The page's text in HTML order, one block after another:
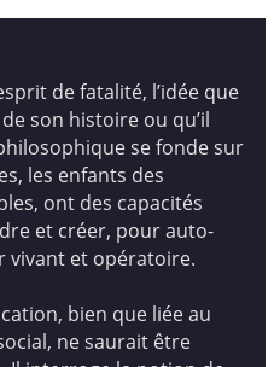
de fatalité, l’idée que
son histoire ou qu’il
se fonde sur
les enfants des
ont des capacités
et créer, pour auto-
vivant et opératoire.
bien que liée au
ne saurait être